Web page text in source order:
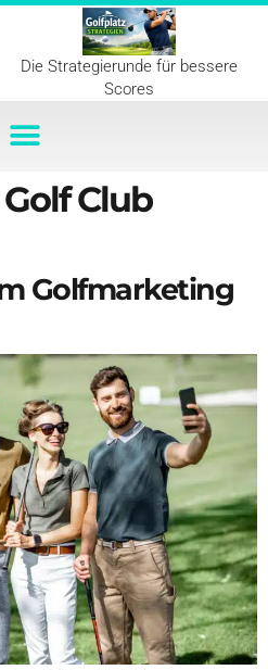
Die Strategierunde für bessere
Scores
Golf Club
Golfmarketing